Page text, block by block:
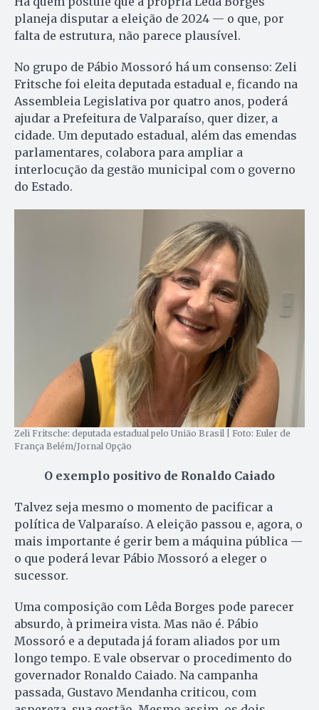
planeja disputar a eleição de 2024 — o que, por
falta de estrutura, não parece plausível.
No grupo de Pábio Mossoró há um consenso: Zeli
Fritsche foi eleita deputada estadual e, ficando na
Assembleia Legislativa por quatro anos, poderá
ajudar a Prefeitura de Valparaíso, quer dizer, a
cidade. Um deputado estadual, além das emendas
parlamentares, colabora para ampliar a
interlocução da gestão municipal com o governo
do Estado.
Zeli Fritsche: deputada estadual pelo União Brasil | Foto: Euler de
França Belém/Jornal Opção
O exemplo positivo de Ronaldo Caiado
Talvez seja mesmo o momento de pacificar a
política de Valparaíso. A eleição passou e, agora, o
mais importante é gerir bem a máquina pública —
o que poderá levar Pábio Mossoró a eleger o
sucessor.
Uma composição com Lêda Borges pode parecer
absurdo, à primeira vista. Mas não é. Pábio
Mossoró e a deputada já foram aliados por um
longo tempo. E vale observar o procedimento do
governador Ronaldo Caiado. Na campanha
passada, Gustavo Mendanha criticou, com